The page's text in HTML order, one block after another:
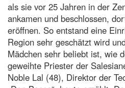
als sie vor 25 Jahren in der
ankamen und beschlossen,
eröffnen. So entstand eine
Region sehr geschätzt wird
Mädchen sehr beliebt ist, wie
geweihte Priester der
Noble Lal (48), Direktor der